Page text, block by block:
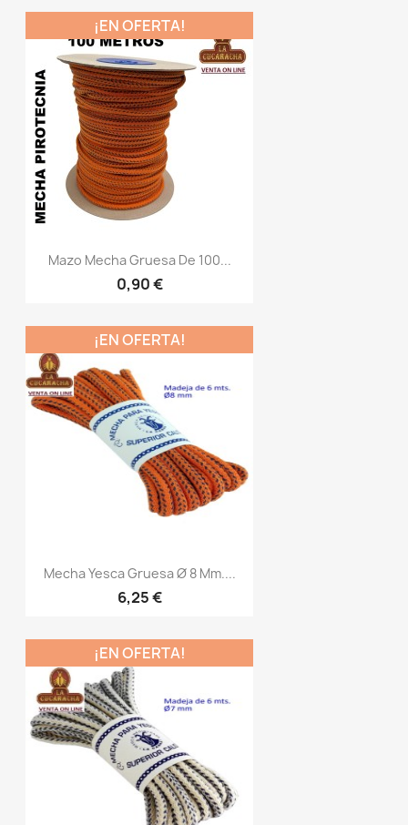
Mazo Mecha Gruesa De 100...
0,90 €
¡EN OFERTA!
Mecha Yesca Gruesa Ø 8 Mm....
6,25 €
¡EN OFERTA!
¡EN OFERTA!